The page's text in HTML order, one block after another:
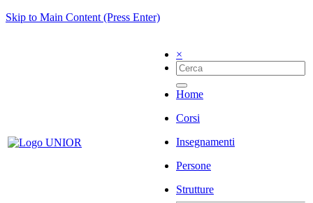
Skip to Main Content (Press Enter)
×
Home
Corsi
Insegnamenti
Persone
Strutture